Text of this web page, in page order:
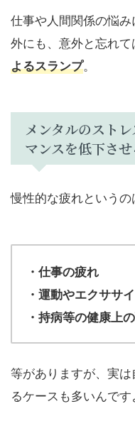
仕事や人間関係の悩
外にも、意外と忘れ
よるスランプ。
メンタルのスト
マンスを低下さ
慢性的な疲れというの
・仕事の疲れ
・運動やエクササ
・持病等の健康上
等がありますが、実
るケースも多いんです